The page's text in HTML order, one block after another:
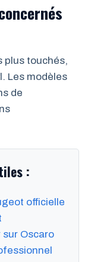
plus touchés,
Les modèles
de
:
officielle
Oscaro